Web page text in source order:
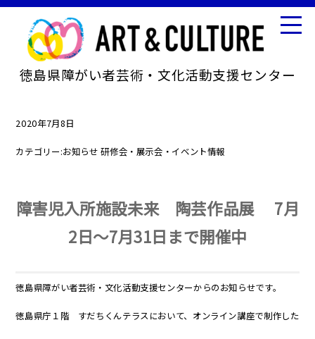
徳島県障がい者芸術・文化活動支援センター
2020年7月8日
カテゴリー:お知らせ 研修会・展示会・イベント情報
障害児入所施設未来 陶芸作品展 7月
2日～7月31日まで開催中
徳島県障がい者芸術・文化活動支援センターからのお知らせです。
徳島県庁１階 すだちくんテラス において、 オンライン講座で制作した